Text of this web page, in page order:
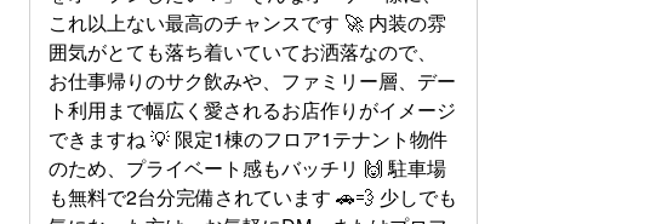
これ以上ない最高のチャンスです 🚀 内装の雰
囲気がとても落ち着いていてお洒落なので、
お仕事帰りのサク飲みや、ファミリー層、デー
ト利用まで幅広く愛されるお店作りがイメージ
できますね 💡 限定1棟のフロア1テナント物件
のため、プライベート感もバッチリ 🙌 駐車場
も無料で2台分完備されています 🚗💨 少しでも